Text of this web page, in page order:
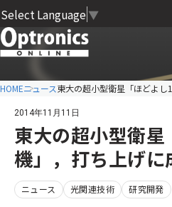
Select Language ▼
HOMEニュース東大の超小型衛星「ほどよ
2014年11月11日
東大の超小型衛
機」，打ち上げに
ニュース 光関連技術 研究開発